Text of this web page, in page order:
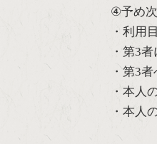
④予め
・利用
・第3
・第3
・本人
・本人